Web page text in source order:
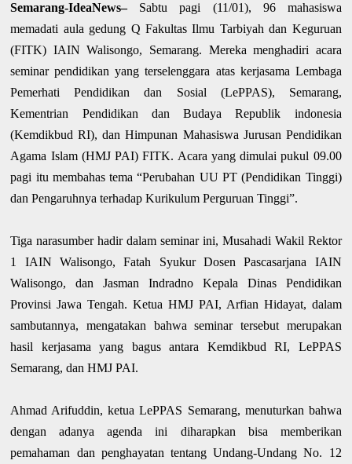
Semarang-IdeaNews– Sabtu pagi (11/01), 96 mahasiswa
memadati aula gedung Q Fakultas Ilmu Tarbiyah dan Keguruan
(FITK) IAIN Walisongo, Semarang. Mereka menghadiri acara
seminar pendidikan yang terselenggara atas kerjasama Lembaga
Pemerhati Pendidikan dan Sosial (LePPAS), Semarang,
Kementrian Pendidikan dan Budaya Republik indonesia
(Kemdikbud RI), dan Himpunan Mahasiswa Jurusan Pendidikan
Agama Islam (HMJ PAI) FITK. Acara yang dimulai pukul 09.00
pagi itu membahas tema “Perubahan UU PT (Pendidikan Tinggi)
dan Pengaruhnya terhadap Kurikulum Perguruan Tinggi”.
Tiga narasumber hadir dalam seminar ini, Musahadi Wakil Rektor
1 IAIN Walisongo, Fatah Syukur Dosen Pascasarjana IAIN
Walisongo, dan Jasman Indradno Kepala Dinas Pendidikan
Provinsi Jawa Tengah. Ketua HMJ PAI, Arfian Hidayat, dalam
sambutannya, mengatakan bahwa seminar tersebut merupakan
hasil kerjasama yang bagus antara Kemdikbud RI, LePPAS
Semarang, dan HMJ PAI.
Ahmad Arifuddin, ketua LePPAS Semarang, menuturkan bahwa
dengan adanya agenda ini diharapkan bisa memberikan
pemahaman dan penghayatan tentang Undang-Undang No. 12